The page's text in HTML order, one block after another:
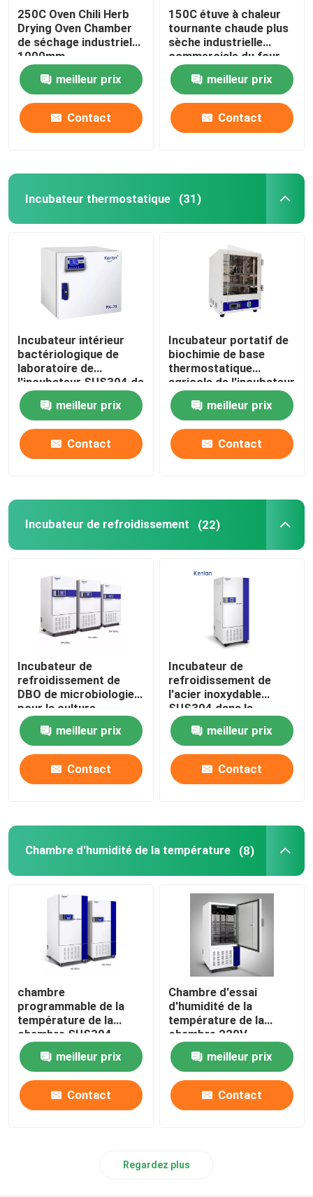
A propos de nous
Visite d'usine
Contrôle de la qualité
Contact
nouvelles
Un four plus sec de laboratoire
Chambre d'humidité de la température
Chambre climatique
Cabinet de circulation d'air laminaire
Cabinet de sécurité biologique
Four sécheur sous vide
Shaker Incubator orbital
Incubateur de CO2
Incubateur anaérobie
Chambres d'essais environnementaux
Agitateur d'incubateur de plaquettes
250C Oven Chili Herb
Drying Oven Chamber
de séchage industriel
1000mm
meilleur prix
Contact
150C étuve à chaleur
tournante chaude plus
sèche industrielle
commerciale du four
5kw
meilleur prix
Contact
Incubateur thermostatique (31)
Incubateur intérieur
bactériologique de
laboratoire de
l'incubateur SUS304 de
haute précision
meilleur prix
Contact
Incubateur portatif de
biochimie de base
thermostatique
agricole de l'incubateur
110V 220V
meilleur prix
Contact
Incubateur de refroidissement (22)
Incubateur de
refroidissement de
DBO de microbiologie
pour la culture
bactérienne 110V
220V
meilleur prix
Contact
Incubateur de
refroidissement de
l'acier inoxydable
SUS304 dans le
laboratoire médical
400L
meilleur prix
Contact
Chambre d'humidité de la température (8)
chambre
programmable de la
température de la
chambre SUS304
d'humidité de la
température 65C
meilleur prix
Contact
Chambre d'essai
d'humidité de la
température de la
chambre 220V
d'humidité de la
température d'OEM
meilleur prix
Contact
Regardez plus